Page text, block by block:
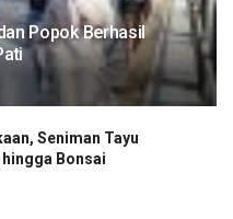
Popok Berhasil
Seniman Tayu
Bonsai